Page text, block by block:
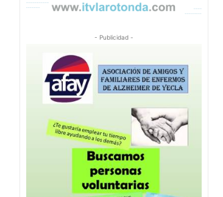
- Publicidad -